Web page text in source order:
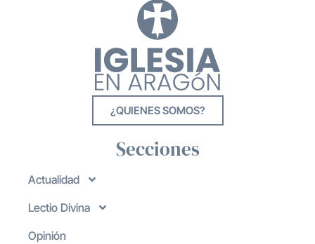
¿QUIENES SOMOS?
Secciones
Actualidad
Lectio Divina
Opinión